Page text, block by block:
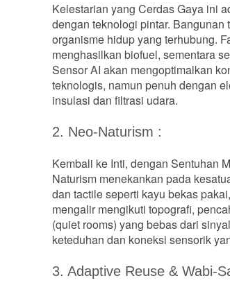
Kelestarian yang Cerdas Gaya ini
dengan teknologi pintar.
organisme hidup yang terhubung.
menghasilkan biofuel, sementara
Sensor AI akan mengoptimalkan
teknologis, namun penuh dengan
insulasi dan filtrasi udara.
2. Neo-Naturism :
Kembali ke Inti, dengan Sentuhan
Naturism menekankan pada
dan tactile seperti kayu bekas
mengalir mengikuti topografi,
(quiet rooms) yang bebas dari
keteduhan dan koneksi sensorik
3. Adaptive Reuse & Wabi-